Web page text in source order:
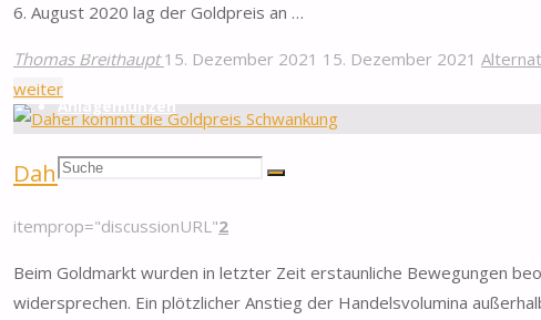
Anlagemünzen
Suche
Suchen
nach:
Suche
6. August 2020 lag der Goldpreis an …
Thomas Breithaupt 15. Dezember 2021 15. Dezember 2021
weiter"Ist
Gold
Inflationsabsicherung
Daher kommt die Goldpreis Schwankung
itemprop="discussionURL"2
Beim Goldmarkt wurden in letzter Zeit erstaunliche Bewegungen
widersprechen. Ein plötzlicher Anstieg der Handelsvolumina